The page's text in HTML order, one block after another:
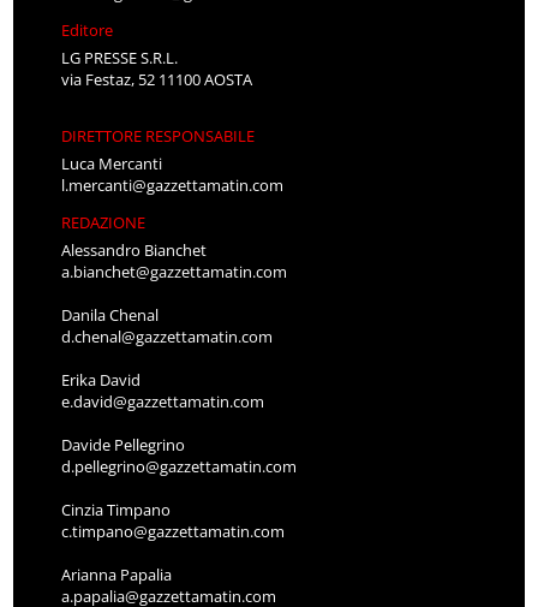
Editore
LG PRESSE S.R.L.
via Festaz, 52 11100 AOSTA
DIRETTORE RESPONSABILE
Luca Mercanti
l.mercanti@gazzettamatin.com
REDAZIONE
Alessandro Bianchet
a.bianchet@gazzettamatin.com
Danila Chenal
d.chenal@gazzettamatin.com
Erika David
e.david@gazzettamatin.com
Davide Pellegrino
d.pellegrino@gazzettamatin.com
Cinzia Timpano
c.timpano@gazzettamatin.com
Arianna Papalia
a.papalia@gazzettamatin.com